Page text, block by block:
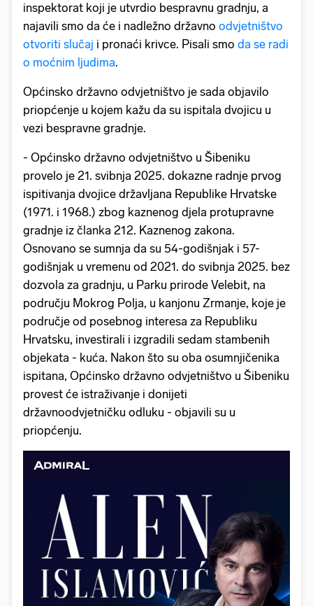
inspektorat koji je utvrdio bespravnu gradnju, a
najavili smo da će i nadležno državno odvjetništvo
otvoriti slučaj i pronaći krivce. Pisali smo da se radi
o moćnim ljudima.
Općinsko državno odvjetništvo je sada objavilo
priopćenje u kojem kažu da su ispitala dvojicu u
vezi bespravne gradnje.
- Općinsko državno odvjetništvo u Šibeniku
provelo je 21. svibnja 2025. dokazne radnje prvog
ispitivanja dvojice državljana Republike Hrvatske
(1971. i 1968.) zbog kaznenog djela protupravne
gradnje iz članka 212. Kaznenog zakona.
Osnovano se sumnja da su 54-godišnjak i 57-
godišnjak u vremenu od 2021. do svibnja 2025. bez
dozvola za gradnju, u Parku prirode Velebit, na
području Mokrog Polja, u kanjonu Zrmanje, koje je
područje od posebnog interesa za Republiku
Hrvatsku, investirali i izgradili sedam stambenih
objekata - kuća. Nakon što su oba osumnjičenika
ispitana, Općinsko državno odvjetništvo u Šibeniku
provest će istraživanje i donijeti
državnoodvjetničku odluku - objavili su u
priopćenju.